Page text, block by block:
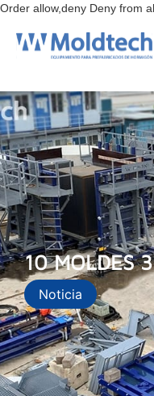
Order allow,deny Deny from
10 MOLDES
Noticia